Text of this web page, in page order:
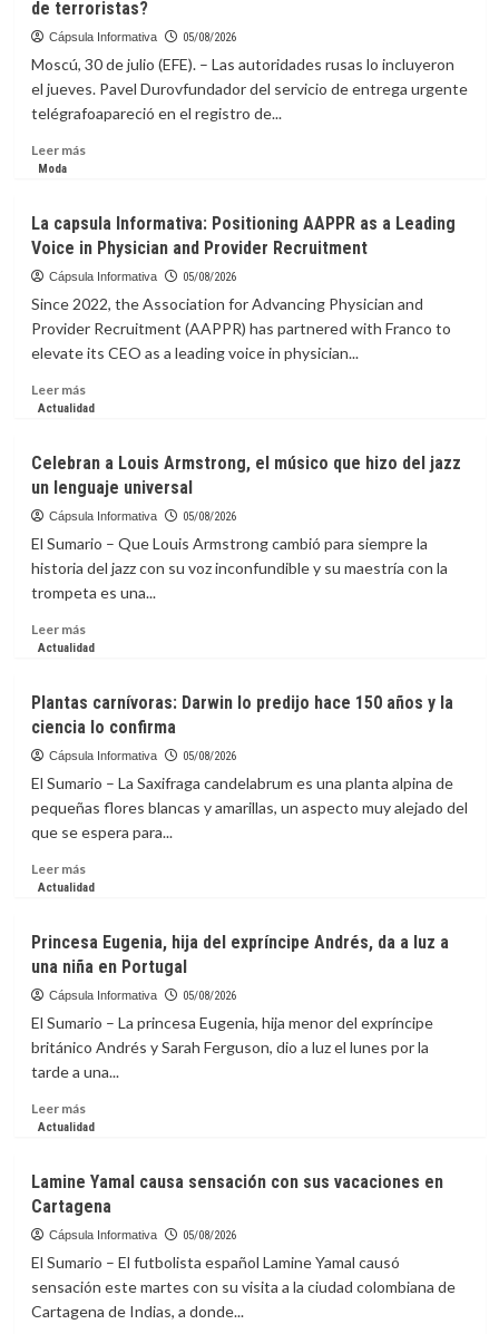
de terroristas?
Cápsula Informativa 05/08/2026
Moscú, 30 de julio (EFE). – Las autoridades rusas lo incluyeron
el jueves. Pavel Durovfundador del servicio de entrega urgente
telégrafoapareció en el registro de...
Leer másLeer
Capsula
Informativa:
¿Qué
implica
para
Pável
Dúrov,
de
Rusia
lo
en
lista
de
Moda
La capsula Informativa: Positioning AAPPR as a Leading
Voice in Physician and Provider Recruitment
Cápsula Informativa 05/08/2026
Since 2022, the Association for Advancing Physician and
Provider Recruitment (AAPPR) has partnered with Franco to
elevate its CEO as a leading voice in physician...
Leer másLeer
más
capsula
Informativa:
Positioning
AAPPR
a
Leading
in
Provider
Recruitment
Actualidad
Celebran a Louis Armstrong, el músico que hizo del jazz
un lenguaje universal
Cápsula Informativa 05/08/2026
El Sumario – Que Louis Armstrong cambió para siempre la
historia del jazz con su voz inconfundible y su maestría con la
trompeta es una...
Leer másLeer
más
a
Louis
Armstrong,
el
que
hizo
jazz
universal
Actualidad
Plantas carnívoras: Darwin lo predijo hace 150 años y la
ciencia lo confirma
Cápsula Informativa 05/08/2026
El Sumario – La Saxifraga candelabrum es una planta alpina de
pequeñas flores blancas y amarillas, un aspecto muy alejado del
que se espera para...
Leer másLeer
más
carnívoras:
Darwin
lo
predijo
150
años
la
confirma
Actualidad
Princesa Eugenia, hija del expríncipe Andrés, da a luz a
una niña en Portugal
Cápsula Informativa 05/08/2026
El Sumario – La princesa Eugenia, hija menor del expríncipe
británico Andrés y Sarah Ferguson, dio a luz el lunes por la
tarde a una...
Leer másLeer
más
Eugenia,
hija
del
expríncipe
da
a
Actualidad
Lamine Yamal causa sensación con sus vacaciones en
Cartagena
Cápsula Informativa 05/08/2026
El Sumario – El futbolista español Lamine Yamal causó
sensación este martes con su visita a la ciudad colombiana de
Cartagena de Indias, a donde...